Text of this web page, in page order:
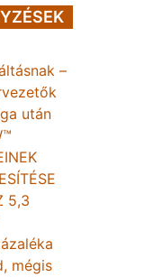
–
után
5,3
mégis